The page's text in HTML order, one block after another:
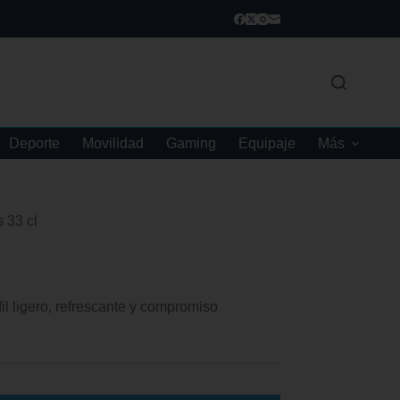
Deporte Movilidad Gaming Equipaje Más
33 cl
ligero, refrescante y compromiso